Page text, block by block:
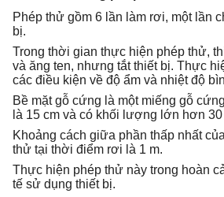
Phép thử gồm 6 lần làm rơi, một lần
bị.
Trong thời gian thực hiện phép thử,
và ăng ten, nhưng tắt thiết bị. Thực
các điều kiện về độ ẩm và nhiệt độ
Bề mặt gỗ cứng là một miếng gỗ
là 15 cm và có khối lượng lớn hơn 30
Khoảng cách giữa phần thấp nhất
thử tại thời điểm rơi là 1 m.
Thực hiện phép thử này trong hoàn
tế sử dụng thiết bị.